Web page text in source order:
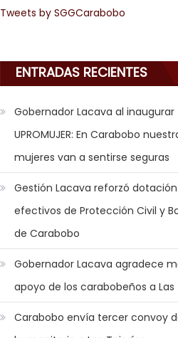
Tweets by SGGCarabobo
ENTRADAS RECIENTES
Gobernador Lacava al inaugurar
UPROMUJER: En Carabobo
mujeres van a sentirse seguras
Gestión Lacava reforzó
efectivos de Protección Civil y
de Carabobo
Gobernador Lacava agradece
apoyo de los carabobeños a Las
Carabobo envía tercer convoy